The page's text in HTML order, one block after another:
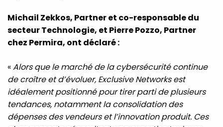
Michail Zekkos, Partner et co-responsable du
secteur Technologie, et Pierre Pozzo, Partner
chez Permira, ont déclaré :
«Alors que le marché de la cybersécurité continue
de croître et d’évoluer, Exclusive Networks est
idéalement positionné pour tirer parti de plusieurs
tendances, notamment la consolidation des
dépenses des vendeurs et l’innovation produit. Ces